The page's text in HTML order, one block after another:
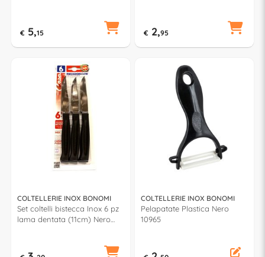
€ 5,15 € 2,95
COLTELLERIE INOX BONOMI
Set coltelli bistecca Inox 6 pz
lama dentata (11cm) Nero
COLTELLERIE INOX BONOMI
Pelapatate Plastica Nero
10965